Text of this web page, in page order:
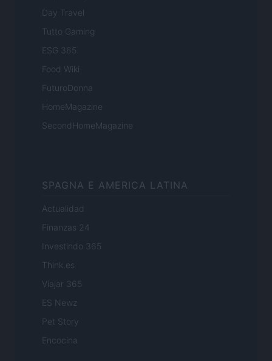
Day Travel
Tutto Gaming
ESG 365
Food Wiki
FuturoDonna
HomeMagazine
SecondHomeMagazine
SPAGNA E AMERICA LATINA
Actualidad
Finanzas 24
Investindo 365
Think.es
Viajar 365
ES Newz
Pet Story
Encocina